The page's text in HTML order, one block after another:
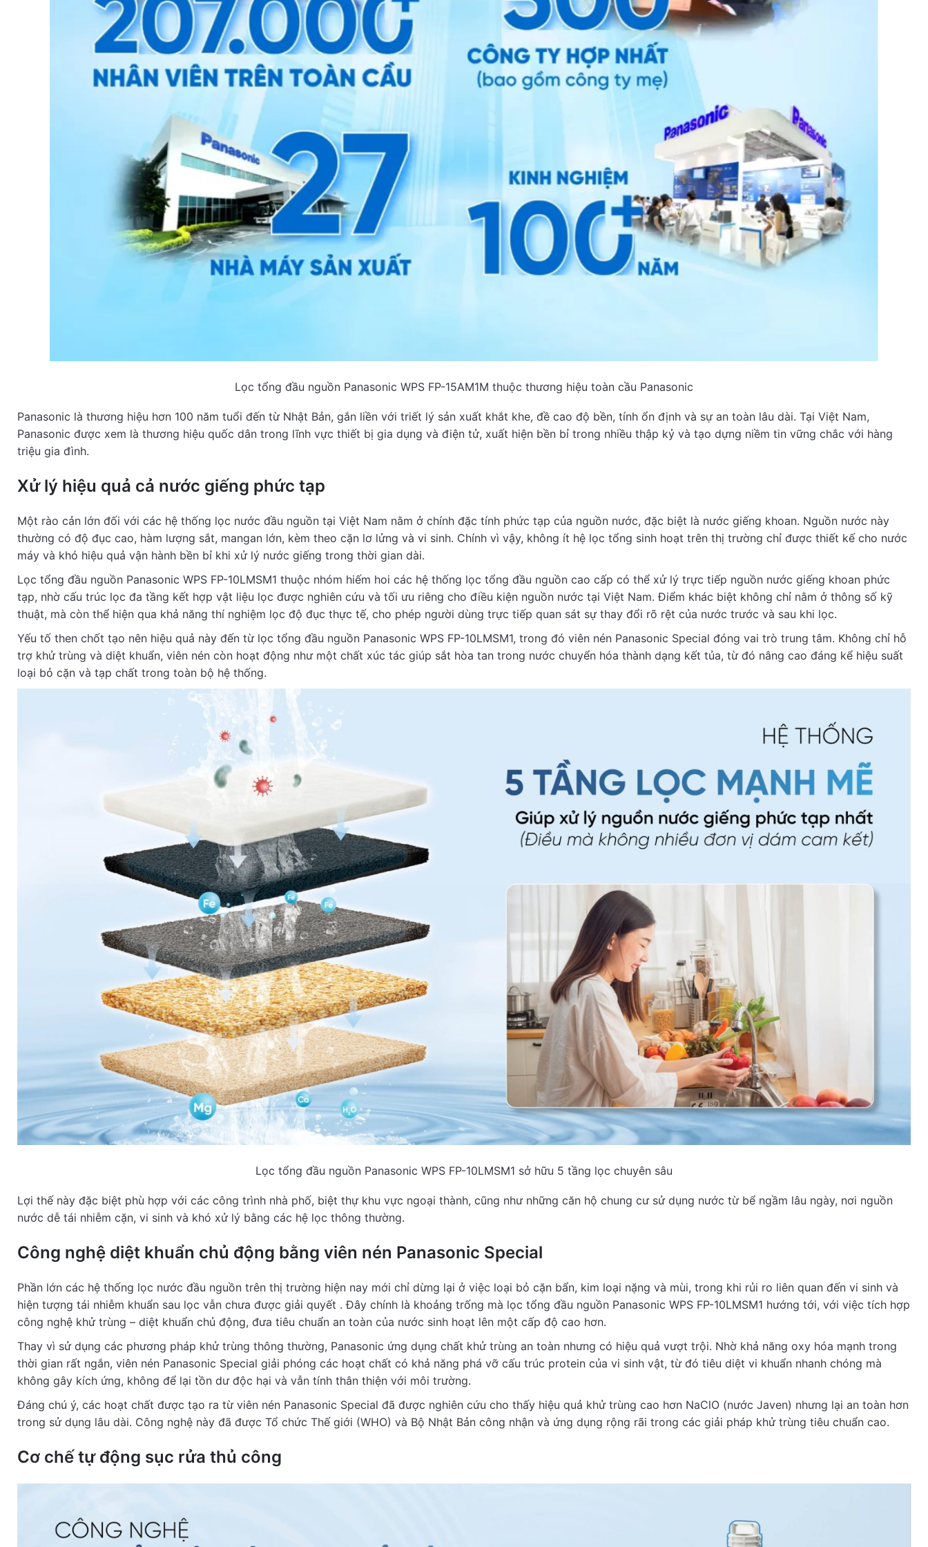
Lọc tổng đầu nguồn Panasonic WPS FP-15AM1M thuộc thương hiệu toàn cầu Panasonic
Panasonic là thương hiệu hơn 100 năm tuổi đến từ Nhật Bản, gắn liền với triết lý sản xuất khắt khe, đề cao độ bền, tính ổn định và sự an toàn lâu dài. Tại Việt Nam,
Panasonic được xem là thương hiệu quốc dân trong lĩnh vực thiết bị gia dụng và điện tử, xuất hiện bền bỉ trong nhiều thập kỷ và tạo dựng niềm tin vững chắc với hàng
triệu gia đình.
Xử lý hiệu quả cả nước giếng phức tạp
Một rào cản lớn đối với các hệ thống lọc nước đầu nguồn tại Việt Nam nằm ở chính đặc tính phức tạp của nguồn nước, đặc biệt là nước giếng khoan. Nguồn nước này
thường có độ đục cao, hàm lượng sắt, mangan lớn, kèm theo cặn lơ lửng và vi sinh. Chính vì vậy, không ít hệ lọc tổng sinh hoạt trên thị trường chỉ được thiết kế cho nước
máy và khó hiệu quả vận hành bền bỉ khi xử lý nước giếng trong thời gian dài.
Lọc tổng đầu nguồn Panasonic WPS FP-10LMSM1 thuộc nhóm hiếm hoi các hệ thống lọc tổng đầu nguồn cao cấp có thể xử lý trực tiếp nguồn nước giếng khoan phức
tạp, nhờ cấu trúc lọc đa tầng kết hợp vật liệu lọc được nghiên cứu và tối ưu riêng cho điều kiện nguồn nước tại Việt Nam. Điểm khác biệt không chỉ nằm ở thông số kỹ
thuật, mà còn thể hiện qua khả năng thí nghiệm lọc độ đục thực tế, cho phép người dùng trực tiếp quan sát sự thay đổi rõ rệt của nước trước và sau khi lọc.
Yếu tố then chốt tạo nên hiệu quả này đến từ lọc tổng đầu nguồn Panasonic WPS FP-10LMSM1, trong đó viên nén Panasonic Special đóng vai trò trung tâm. Không chỉ hỗ
trợ khử trùng và diệt khuẩn, viên nén còn hoạt động như một chất xúc tác giúp sắt hòa tan trong nước chuyển hóa thành dạng kết tủa, từ đó nâng cao đáng kể hiệu suất
loại bỏ cặn và tạp chất trong toàn bộ hệ thống.
Lọc tổng đầu nguồn Panasonic WPS FP-10LMSM1 sở hữu 5 tầng lọc chuyên sâu
Lợi thế này đặc biệt phù hợp với các công trình nhà phố, biệt thự khu vực ngoại thành, cũng như những căn hộ chung cư sử dụng nước từ bể ngầm lâu ngày, nơi nguồn
nước dễ tái nhiễm cặn, vi sinh và khó xử lý bằng các hệ lọc thông thường.
Công nghệ diệt khuẩn chủ động bằng viên nén Panasonic Special
Phần lớn các hệ thống lọc nước đầu nguồn trên thị trường hiện nay mới chỉ dừng lại ở việc loại bỏ cặn bẩn, kim loại nặng và mùi, trong khi rủi ro liên quan đến vi sinh và
hiện tượng tái nhiễm khuẩn sau lọc vẫn chưa được giải quyết . Đây chính là khoảng trống mà lọc tổng đầu nguồn Panasonic WPS FP-10LMSM1 hướng tới, với việc tích hợp
công nghệ khử trùng – diệt khuẩn chủ động, đưa tiêu chuẩn an toàn của nước sinh hoạt lên một cấp độ cao hơn.
Thay vì sử dụng các phương pháp khử trùng thông thường, Panasonic ứng dụng chất khử trùng an toàn nhưng có hiệu quả vượt trội. Nhờ khả năng oxy hóa mạnh trong
thời gian rất ngắn, viên nén Panasonic Special giải phóng các hoạt chất có khả năng phá vỡ cấu trúc protein của vi sinh vật, từ đó tiêu diệt vi khuẩn nhanh chóng mà
không gây kích ứng, không để lại tồn dư độc hại và vẫn tính thân thiện với môi trường.
Đáng chú ý, các hoạt chất được tạo ra từ viên nén Panasonic Special đã được nghiên cứu cho thấy hiệu quả khử trùng cao hơn NaClO (nước Javen) nhưng lại an toàn hơn
trong sử dụng lâu dài. Công nghệ này đã được Tổ chức Thế giới (WHO) và Bộ Nhật Bản công nhận và ứng dụng rộng rãi trong các giải pháp khử trùng tiêu chuẩn cao.
Cơ chế tự động sục rửa thủ công
Rating
Review Title
Description
Full name
Email address
Recommendation? Yes No
Submit Review